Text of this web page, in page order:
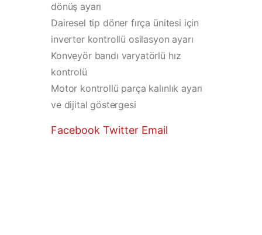
dönüş ayarı
Dairesel tip döner fırça ünitesi için
inverter kontrollü osilasyon ayarı
Konveyör bandı varyatörlü hız
kontrolü
Motor kontrollü parça kalınlık ayarı
ve dijital göstergesi
Facebook Twitter Email